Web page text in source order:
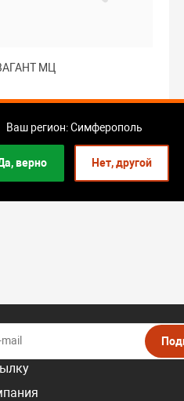
Ваш регион: Симферополь
верно Нет, другой
МЦ